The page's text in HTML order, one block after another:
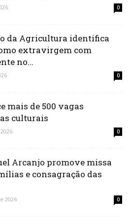
0
da Agricultura identifica
extravirgem com
no...
0
mais de 500 vagas
culturais
0
Arcanjo promove missa
e consagração das
2026 0